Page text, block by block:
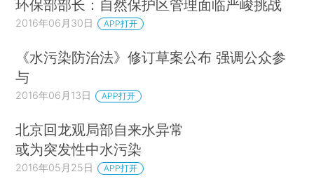
环保部部长：自然保护区管理面临严峻挑战
2016年06月30日 APP打开
《水污染防治法》修订草案公布 强调公众参
与
2016年06月13日 APP打开
北京回龙观局部自来水异常
或为突发性中水污染
2016年05月25日 APP打开